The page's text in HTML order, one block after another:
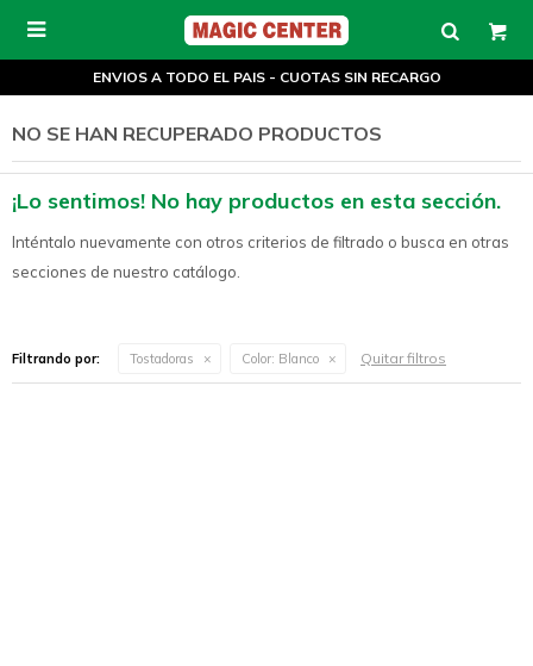

ENVIOS A TODO EL PAIS - CUOTAS SIN RECARGO
NO SE HAN RECUPERADO PRODUCTOS
¡Lo sentimos! No hay productos en esta sección.
Inténtalo nuevamente con otros criterios de filtrado o busca en otras
secciones de nuestro catálogo.
Filtrando por: Tostadoras Color: Blanco Quitar filtros